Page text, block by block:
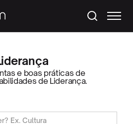
e boas práticas de
de Liderança.